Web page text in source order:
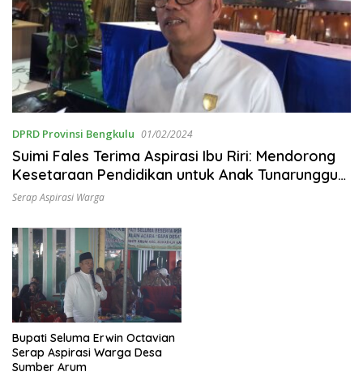
DPRD Provinsi Bengkulu 01/02/2024
Suimi Fales Terima Aspirasi Ibu Riri: Mendorong
Kesetaraan Pendidikan untuk Anak Tunarunggu
di Tingkat Universitas
Serap Aspirasi Warga
Bupati Seluma Erwin Octavian
Serap Aspirasi Warga Desa
Sumber Arum